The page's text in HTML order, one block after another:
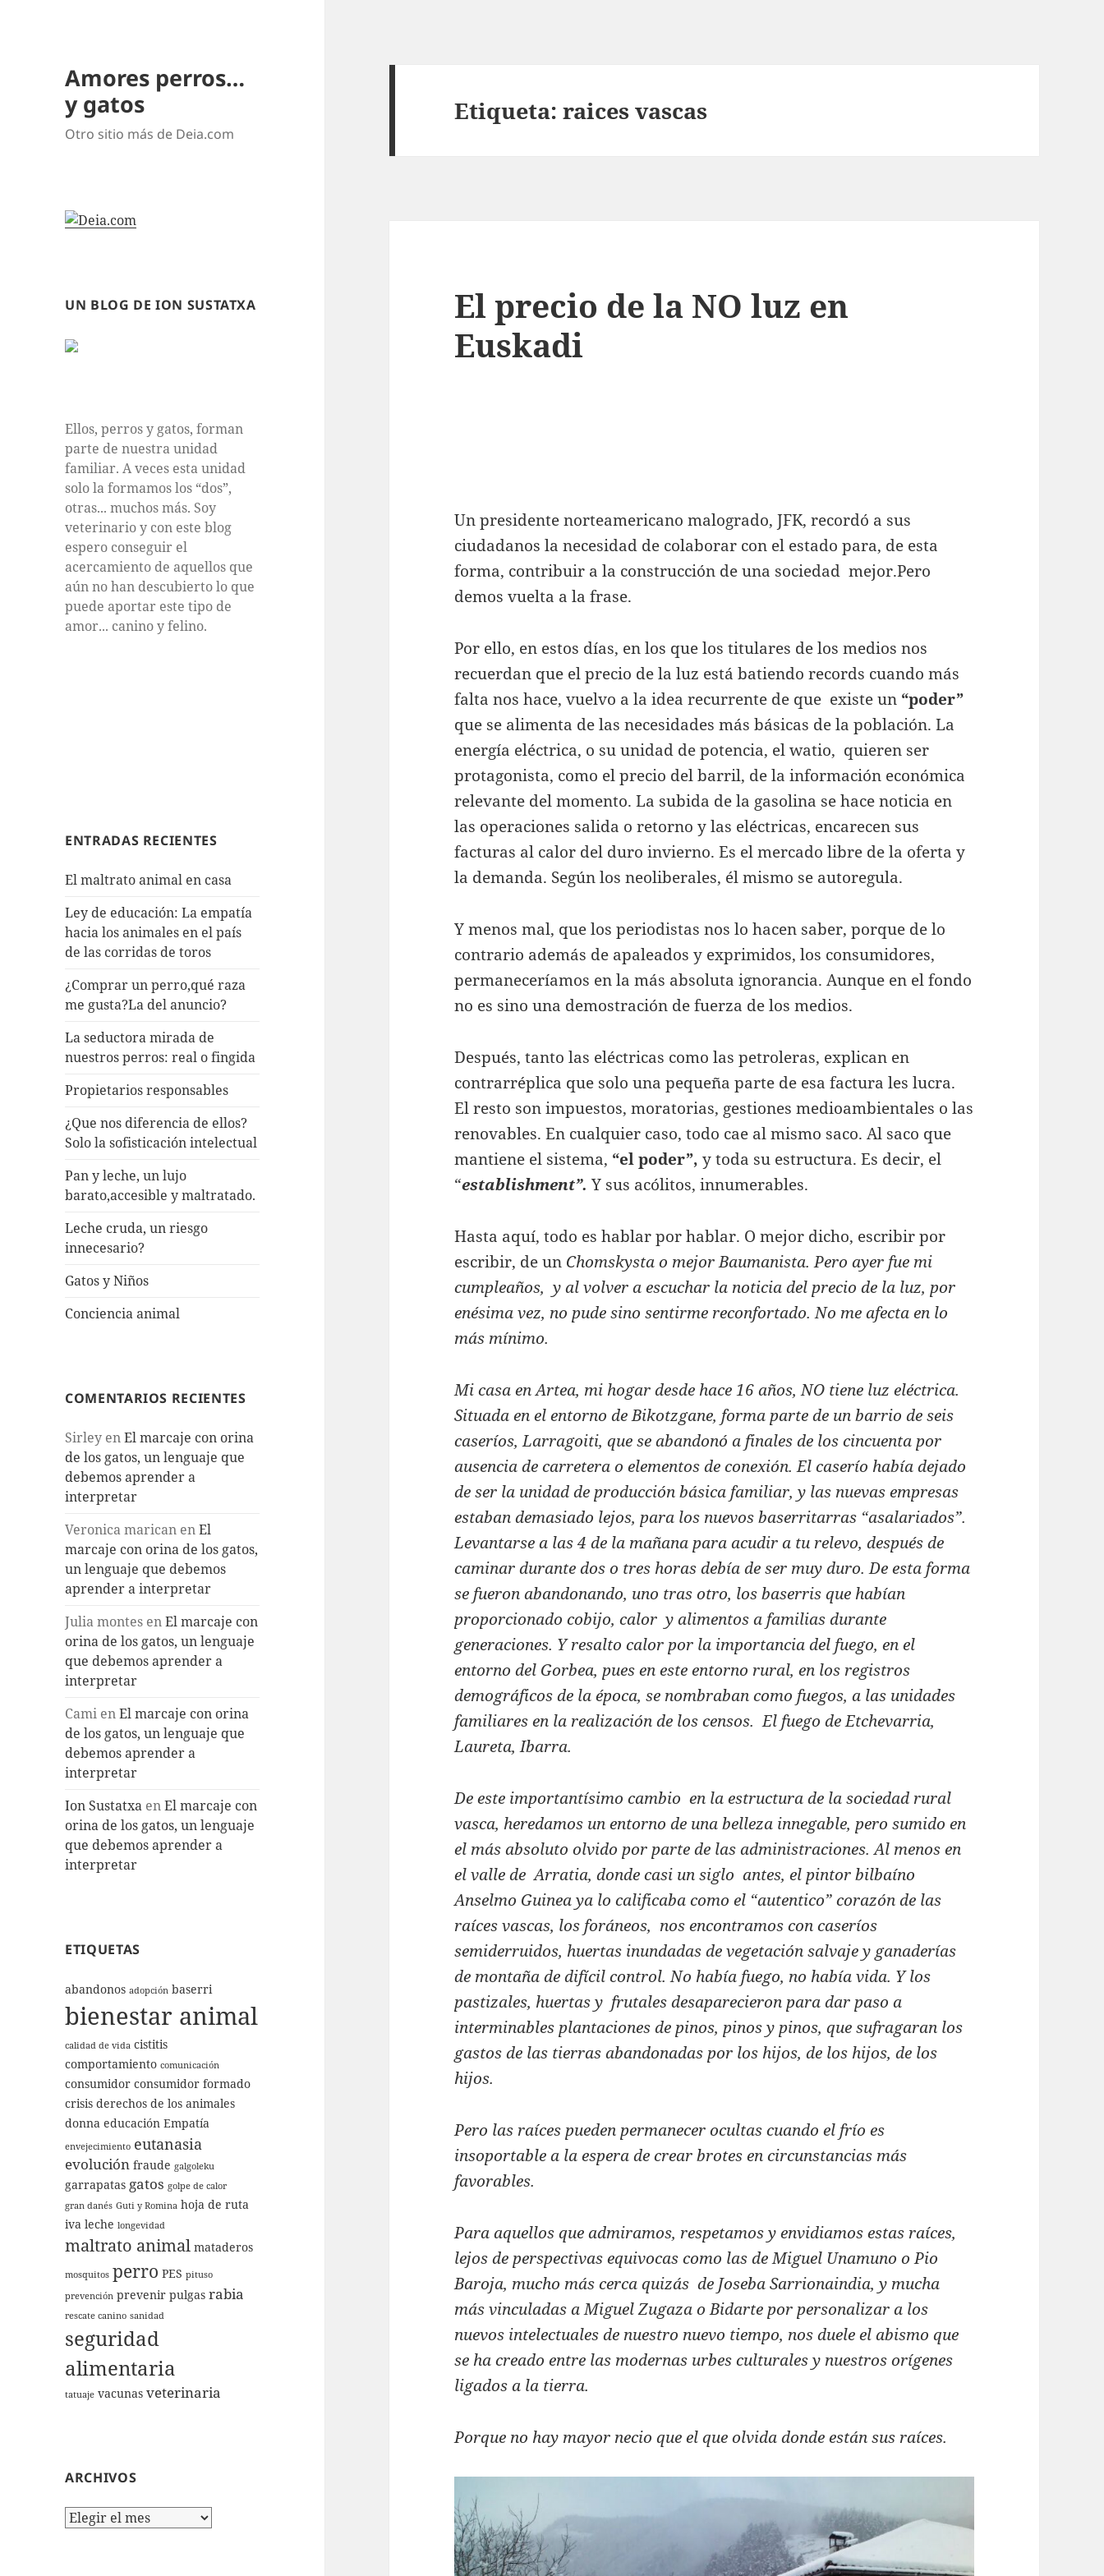
Amores perros…
y gatos
Otro sitio más de Deia.com
UN BLOG DE ION SUSTATXA
Ellos, perros y gatos, forman
parte de nuestra unidad
familiar. A veces esta unidad
solo la formamos los “dos”,
otras... muchos más. Soy
veterinario y con este blog
espero conseguir el
acercamiento de aquellos que
aún no han descubierto lo que
puede aportar este tipo de
amor... canino y felino.
ENTRADAS RECIENTES
El maltrato animal en casa
Ley de educación: La empatía
hacia los animales en el país
de las corridas de toros
¿Comprar un perro,qué raza
me gusta?La del anuncio?
La seductora mirada de
nuestros perros: real o fingida
Propietarios responsables
¿Que nos diferencia de ellos?
Solo la sofisticación intelectual
Pan y leche, un lujo
barato,accesible y maltratado.
Leche cruda, un riesgo
innecesario?
Gatos y Niños
Conciencia animal
COMENTARIOS RECIENTES
Sirley enEl marcaje con orina
de los gatos, un lenguaje que
debemos aprender a
interpretar
Veronica marican enEl
marcaje con orina de los gatos,
un lenguaje que debemos
aprender a interpretar
Julia montes enEl marcaje con
orina de los gatos, un lenguaje
que debemos aprender a
interpretar
Cami enEl marcaje con orina
de los gatos, un lenguaje que
debemos aprender a
interpretar
Ion Sustatxa enEl marcaje con
orina de los gatos, un lenguaje
que debemos aprender a
interpretar
ETIQUETAS
abandonos adopción baserri
bienestar animal
calidad de vida cistitis
comportamiento comunicación
consumidor consumidor formado
crisis derechos de los animales
donna educación Empatía
envejecimiento eutanasia
evolución fraude galgoleku
garrapatas gatos golpe de calor
gran danés Guti y Romina hoja de ruta
iva leche longevidad
maltrato animal mataderos
mosquitos perro PES pituso
prevención prevenir pulgas rabia
rescate canino sanidad
seguridad
alimentaria
tatuaje vacunas veterinaria
ARCHIVOS
Archivos
Etiqueta:raices vascas
El precio de la NO luz en
Euskadi
Un presidente norteamericano malogrado, JFK, recordó a sus
ciudadanos la necesidad de colaborar con el estado para, de esta
forma, contribuir a la construcción de una sociedad mejor.Pero
demos vuelta a la frase.
Por ello, en estos días, en los que los titulares de los medios nos
recuerdan que el precio de la luz está batiendo records cuando más
falta nos hace, vuelvo a la idea recurrente de que existe un “poder”
que se alimenta de las necesidades más básicas de la población. La
energía eléctrica, o su unidad de potencia, el watio, quieren ser
protagonista, como el precio del barril, de la información económica
relevante del momento. La subida de la gasolina se hace noticia en
las operaciones salida o retorno y las eléctricas, encarecen sus
facturas al calor del duro invierno. Es el mercado libre de la oferta y
la demanda. Según los neoliberales, él mismo se autoregula.
Y menos mal, que los periodistas nos lo hacen saber, porque de lo
contrario además de apaleados y exprimidos, los consumidores,
permaneceríamos en la más absoluta ignorancia. Aunque en el fondo
no es sino una demostración de fuerza de los medios.
Después, tanto las eléctricas como las petroleras, explican en
contrarréplica que solo una pequeña parte de esa factura les lucra.
El resto son impuestos, moratorias, gestiones medioambientales o las
renovables. En cualquier caso, todo cae al mismo saco. Al saco que
mantiene el sistema, “el poder”,y toda su estructura. Es decir, el
“establishment”.Y sus acólitos, innumerables.
Hasta aquí, todo es hablar por hablar. O mejor dicho, escribir por
escribir, de un Chomskysta o mejor Baumanista. Pero ayer fue mi
cumpleaños, y al volver a escuchar la noticia del precio de la luz, por
enésima vez, no pude sino sentirme reconfortado. No me afecta en lo
más mínimo.
Mi casa en Artea, mi hogar desde hace 16 años, NO tiene luz eléctrica.
Situada en el entorno de Bikotzgane, forma parte de un barrio de seis
caseríos, Larragoiti, que se abandonó a finales de los cincuenta por
ausencia de carretera o elementos de conexión. El caserío había dejado
de ser la unidad de producción básica familiar, y las nuevas empresas
estaban demasiado lejos, para los nuevos baserritarras “asalariados”.
Levantarse a las 4 de la mañana para acudir a tu relevo, después de
caminar durante dos o tres horas debía de ser muy duro. De esta forma
se fueron abandonando, uno tras otro, los baserris que habían
proporcionado cobijo, calor y alimentos a familias durante
generaciones. Y resalto calor por la importancia del fuego, en el
entorno del Gorbea, pues en este entorno rural, en los registros
demográficos de la época, se nombraban como fuegos, a las unidades
familiares en la realización de los censos. El fuego de Etchevarria,
Laureta, Ibarra.
De este importantísimo cambio en la estructura de la sociedad rural
vasca, heredamos un entorno de una belleza innegable, pero sumido en
el más absoluto olvido por parte de las administraciones. Al menos en
el valle de Arratia, donde casi un siglo antes, el pintor bilbaíno
Anselmo Guinea ya lo calificaba como el “autentico” corazón de las
raíces vascas, los foráneos, nos encontramos con caseríos
semiderruidos, huertas inundadas de vegetación salvaje y ganaderías
de montaña de difícil control. No había fuego, no había vida. Y los
pastizales, huertas y frutales desaparecieron para dar paso a
interminables plantaciones de pinos, pinos y pinos, que sufragaran los
gastos de las tierras abandonadas por los hijos, de los hijos, de los
hijos.
Pero las raíces pueden permanecer ocultas cuando el frío es
insoportable a la espera de crear brotes en circunstancias más
favorables.
Para aquellos que admiramos, respetamos y envidiamos estas raíces,
lejos de perspectivas equivocas como las de Miguel Unamuno o Pio
Baroja, mucho más cerca quizás de Joseba Sarrionaindia, y mucha
más vinculadas a Miguel Zugaza o Bidarte por personalizar a los
nuevos intelectuales de nuestro nuevo tiempo, nos duele el abismo que
se ha creado entre las modernas urbes culturales y nuestros orígenes
ligados a la tierra.
Porque no hay mayor necio que el que olvida donde están sus raíces.